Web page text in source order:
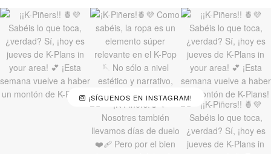
¡SÍGUENOS EN INSTAGRAM!